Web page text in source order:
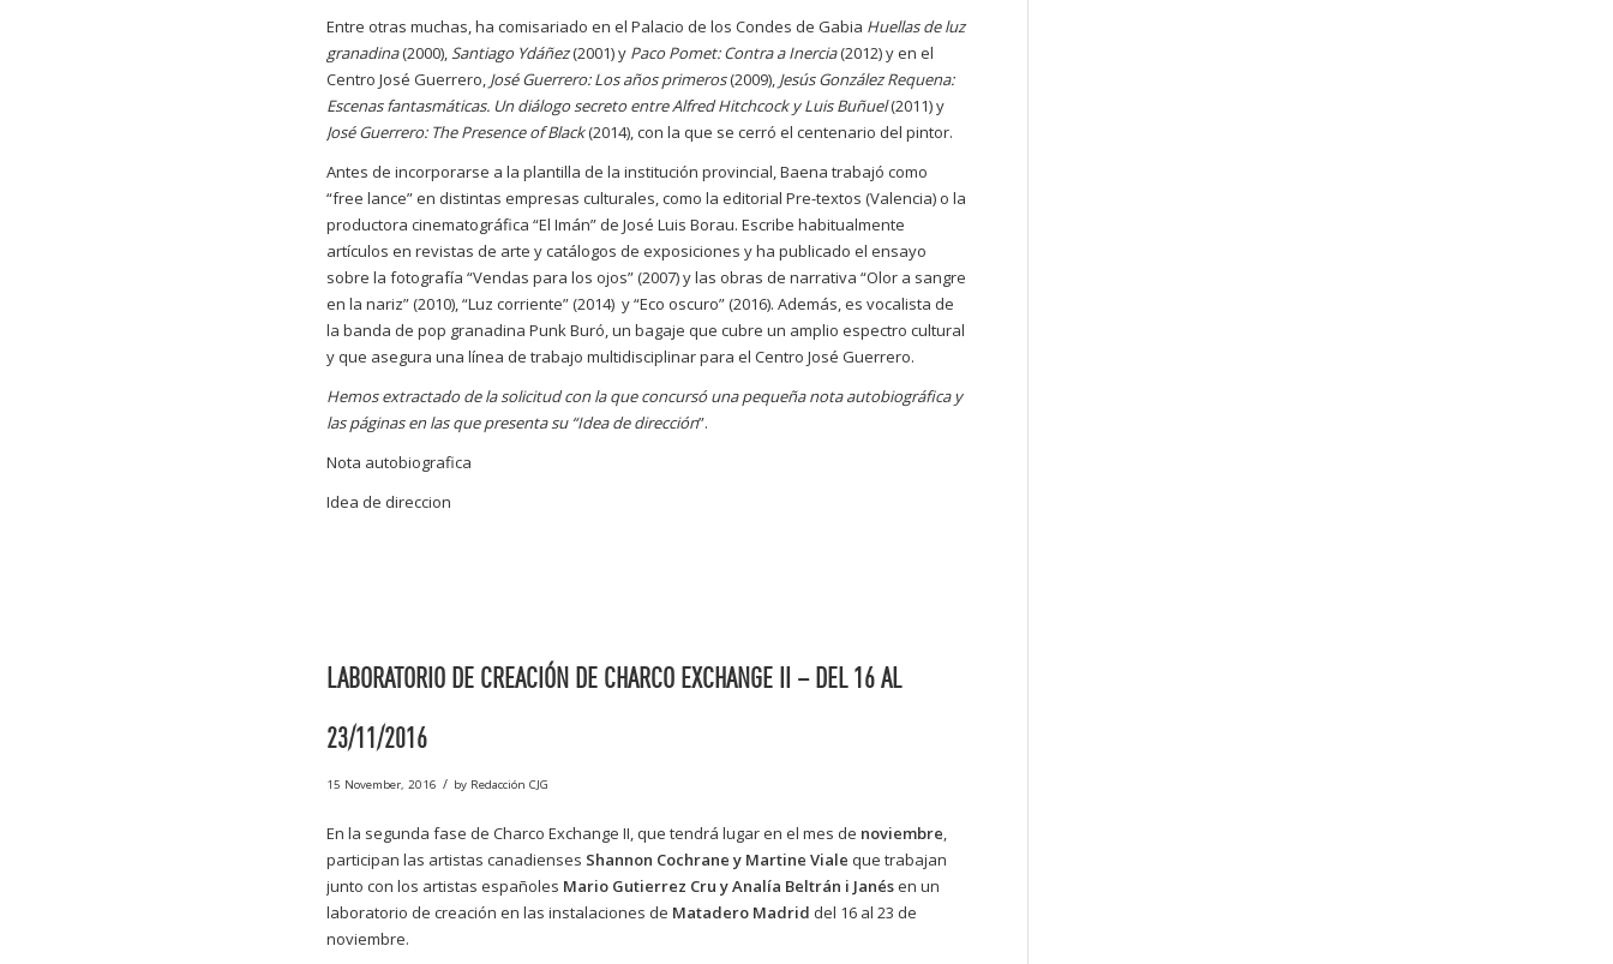
Entre otras muchas, ha comisariado en el Palacio de los Condes de Gabia Huellas de luz
granadina(2000),Santiago Ydáñez(2001) y Paco Pomet: Contra a Inercia(2012) y en el
Centro José Guerrero, José Guerrero: Los años primeros(2009), Jesús González Requena:
Escenas fantasmáticas. Un diálogo secreto entre Alfred Hitchcock y Luis Buñuel(2011) y
José Guerrero: The Presence of Black(2014), con la que se cerró el centenario del pintor.
Antes de incorporarse a la plantilla de la institución provincial, Baena trabajó como
“free lance” en distintas empresas culturales, como la editorial Pre-textos (Valencia) o la
productora cinematográfica “El Imán” de José Luis Borau. Escribe habitualmente
artículos en revistas de arte y catálogos de exposiciones y ha publicado el ensayo
sobre la fotografía “Vendas para los ojos” (2007) y las obras de narrativa “Olor a sangre
en la nariz” (2010), “Luz corriente” (2014) y “Eco oscuro” (2016). Además, es vocalista de
la banda de pop granadina Punk Buró, un bagaje que cubre un amplio espectro cultural
y que asegura una línea de trabajo multidisciplinar para el Centro José Guerrero.
Hemos extractado de la solicitud con la que concursó una pequeña nota autobiográfica y
las páginas en las que presenta su “Idea de dirección”.
Nota autobiografica
Idea de direccion
LABORATORIO DE CREACIÓN DE CHARCO EXCHANGE II – DEL 16 AL
23/11/2016
15 November, 2016 / by Redacción CJG
En la segunda fase de Charco Exchange II, que tendrá lugar en el mes de noviembre
participan las artistas canadienses Shannon Cochrane y Martine Viale que trabajan
junto con los artistas españoles Mario Gutierrez Cru y Analía Beltrán i Janésen un
laboratorio de creación en las instalaciones de Matadero Madrid del 16 al 23 de
noviembre.